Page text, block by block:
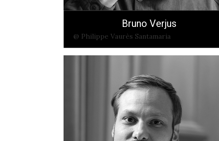
Bruno Verjus
@ Philippe Vaurès Santamaria